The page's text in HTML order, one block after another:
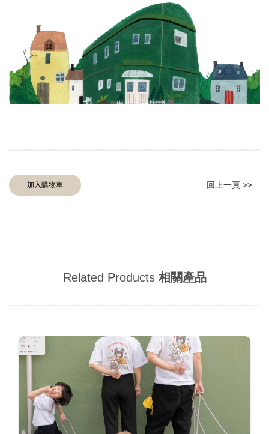
加入購物車 回上一頁 >>
Related Products 相關產品